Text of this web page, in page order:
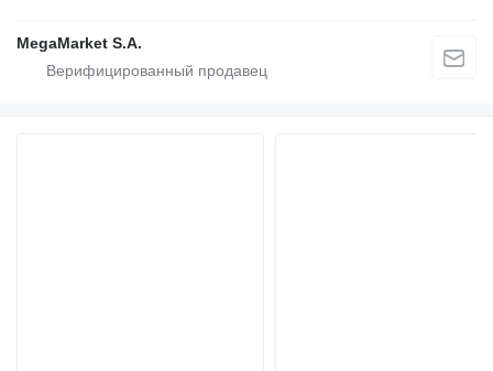
MegaMarket S.A.